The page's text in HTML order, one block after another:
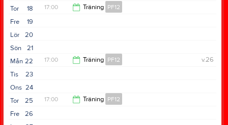
19:00
18
Tor 17:00 Träning PF12
19
Fre
20
Lör
21
Sön
22
Mån v.26
17:00 Träning PF12
23
Tis
24
Ons
25
Tor 17:00 Träning PF12
26
Fre